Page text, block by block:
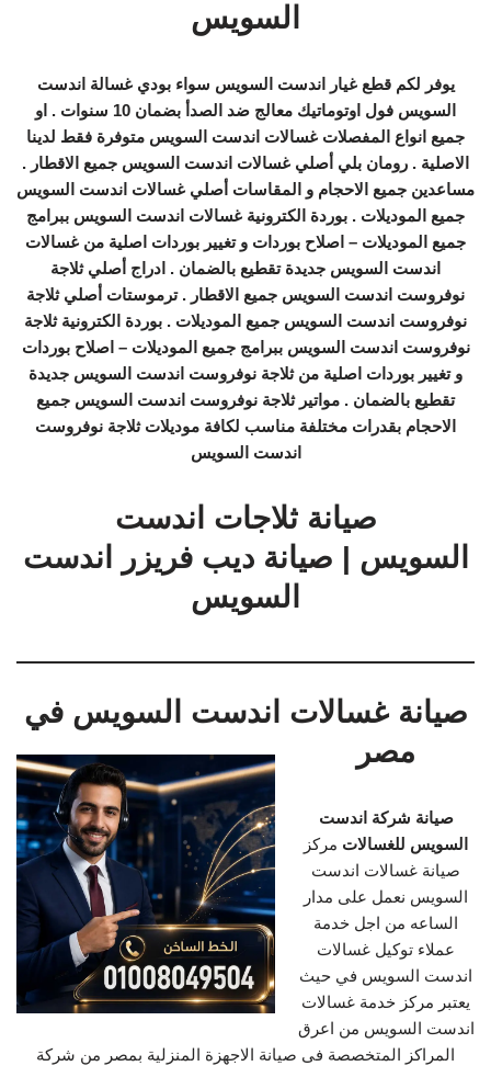
السويس
يوفر لكم قطع غيار اندست السويس سواء بودي غسالة اندست
السويس فول اوتوماتيك معالج ضد الصدأ بضمان 10 سنوات . او
جميع انواع المفصلات غسالات اندست السويس متوفرة فقط لدينا
الاصلية . رومان بلي أصلي غسالات اندست السويس جميع الاقطار .
مساعدين جميع الاحجام و المقاسات أصلي غسالات اندست السويس
جميع الموديلات . بوردة الكترونية غسالات اندست السويس ببرامج
جميع الموديلات – اصلاح بوردات و تغيير بوردات اصلية من غسالات
اندست السويس جديدة تقطيع بالضمان . ادراج أصلي ثلاجة
نوفروست اندست السويس جميع الاقطار . ترموستات أصلي ثلاجة
نوفروست اندست السويس جميع الموديلات . بوردة الكترونية ثلاجة
نوفروست اندست السويس ببرامج جميع الموديلات – اصلاح بوردات
و تغيير بوردات اصلية من ثلاجة نوفروست اندست السويس جديدة
تقطيع بالضمان . مواتير ثلاجة نوفروست اندست السويس جميع
الاحجام بقدرات مختلفة مناسب لكافة موديلات ثلاجة نوفروست
اندست السويس
صيانة ثلاجات اندست
السويس | صيانة ديب فريزر اندست
السويس
صيانة غسالات اندست السويس في
مصر
صيانة شركة اندست
السويس للغسالات مركز
صيانة غسالات اندست
السويس نعمل على مدار
الساعه من اجل خدمة
عملاء توكيل غسالات
اندست السويس في حيث
يعتبر مركز خدمة غسالات
اندست السويس من اعرق
المراكز المتخصصة فى صيانة الاجهزة المنزلية بمصر من شركة